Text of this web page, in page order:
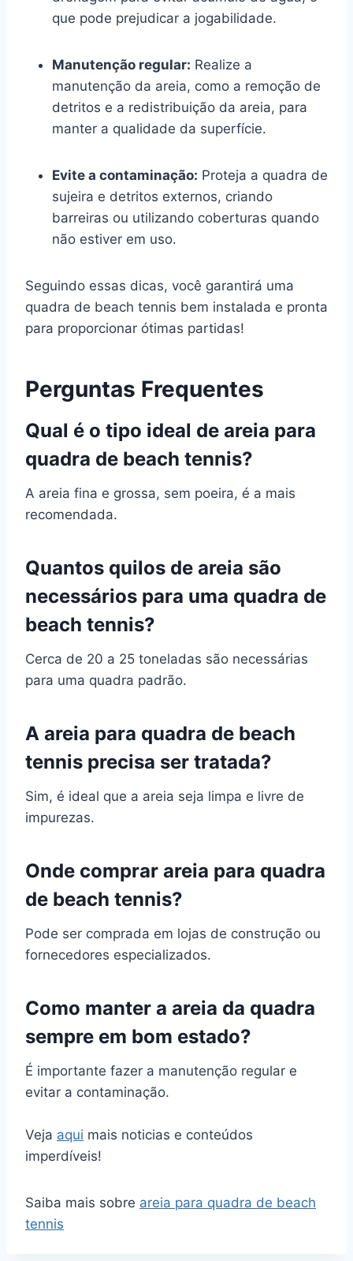
que pode prejudicar a jogabilidade.
Manutenção regular: Realize a
manutenção da areia, como a remoção de
detritos e a redistribuição da areia, para
manter a qualidade da superfície.
Evite a contaminação: Proteja a quadra de
sujeira e detritos externos, criando
barreiras ou utilizando coberturas quando
não estiver em uso.
Seguindo essas dicas, você garantirá uma
quadra de beach tennis bem instalada e pronta
para proporcionar ótimas partidas!
Perguntas Frequentes
Qual é o tipo ideal de areia para
quadra de beach tennis?
A areia fina e grossa, sem poeira, é a mais
recomendada.
Quantos quilos de areia são
necessários para uma quadra de
beach tennis?
Cerca de 20 a 25 toneladas são necessárias
para uma quadra padrão.
A areia para quadra de beach
tennis precisa ser tratada?
Sim, é ideal que a areia seja limpa e livre de
impurezas.
Onde comprar areia para quadra
de beach tennis?
Pode ser comprada em lojas de construção ou
fornecedores especializados.
Como manter a areia da quadra
sempre em bom estado?
É importante fazer a manutenção regular e
evitar a contaminação.
Veja aqui mais noticias e conteúdos
imperdíveis!
Saiba mais sobre areia para quadra de beach
tennis